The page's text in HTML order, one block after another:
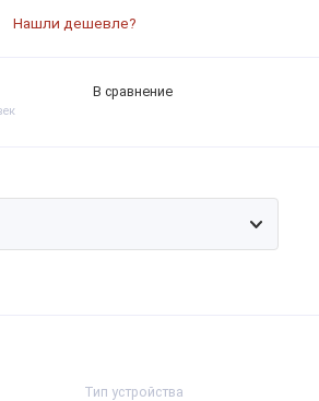
Нашли дешевле?
В сравнение
Тип устройства